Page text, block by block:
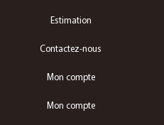
Estimation
Contactez-nous
Mon compte
Mon compte